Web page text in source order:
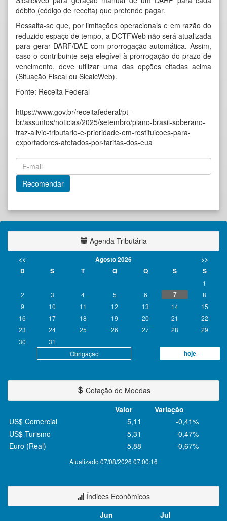
débito (código de receita) que pretende pagar.
Ressalta-se que, por limitações operacionais e em razão do
reduzido espaço de tempo, a DCTFWeb não será atualizada
para gerar DARF/DAE com prorrogação automática. Assim,
caso o contribuinte seja elegível à prorrogação do prazo de
vencimento, deve utilizar uma das opções citadas acima
(Situação Fiscal ou SicalcWeb).
Fonte: Receita Federal
https://www.gov.br/receitafederal/pt-
br/assuntos/noticias/2025/setembro/plano-brasil-soberano-
traz-alivio-tributario-e-prioridade-em-restituicoes-para-
exportadores-afetados-por-tarifas-dos-eua
Agenda Tributária
<< Agosto 2026
>>
D
S T Q Q S S
Obrigação hoje
1
2
3 4 5 6 7
8
9
10 11 12 13 14
15
16
17 18 19 20 21
22
23
24 25 26 27 28
29
30
31
Cotação de Moedas
Valor
Variação
Atualizado 07/08/2026 07:00:16
US$ Comercial 5,11
-0,41%
US$ Turismo
5,31
-0,47%
Euro (Real)
5,88 -0,67%
Índices Econômicos
Jun
Jul